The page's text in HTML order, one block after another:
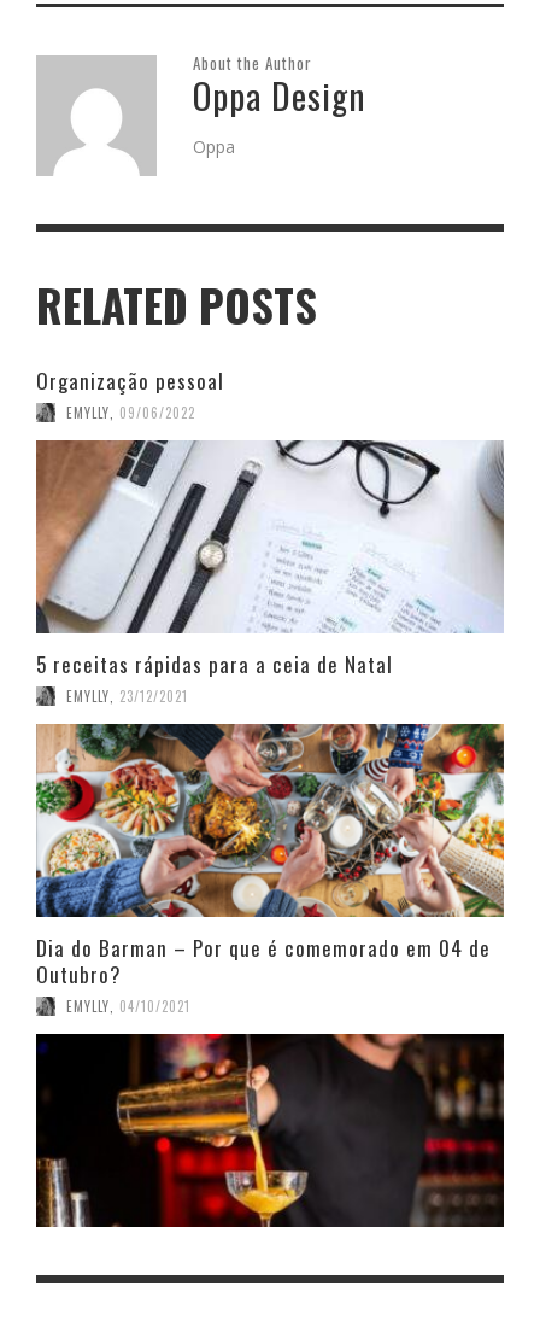
About the Author
Oppa Design
Oppa
RELATED POSTS
Organização pessoal
EMYLLY 09/06/2022
5 receitas rápidas para a ceia de Natal
EMYLLY 23/12/2021
Dia do Barman – Por que é comemorado em 04 de
Outubro?
EMYLLY 04/10/2021